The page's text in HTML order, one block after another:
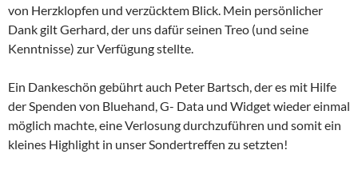
von Herzklopfen und verzücktem Blick. Mein persönlicher
Dank gilt Gerhard, der uns dafür seinen Treo (und seine
Kenntnisse) zur Verfügung stellte.
Ein Dankeschön gebührt auch Peter Bartsch, der es mit Hilfe
der Spenden von Bluehand, G- Data und Widget wieder einmal
möglich machte, eine Verlosung durchzuführen und somit ein
kleines Highlight in unser Sondertreffen zu setzten!